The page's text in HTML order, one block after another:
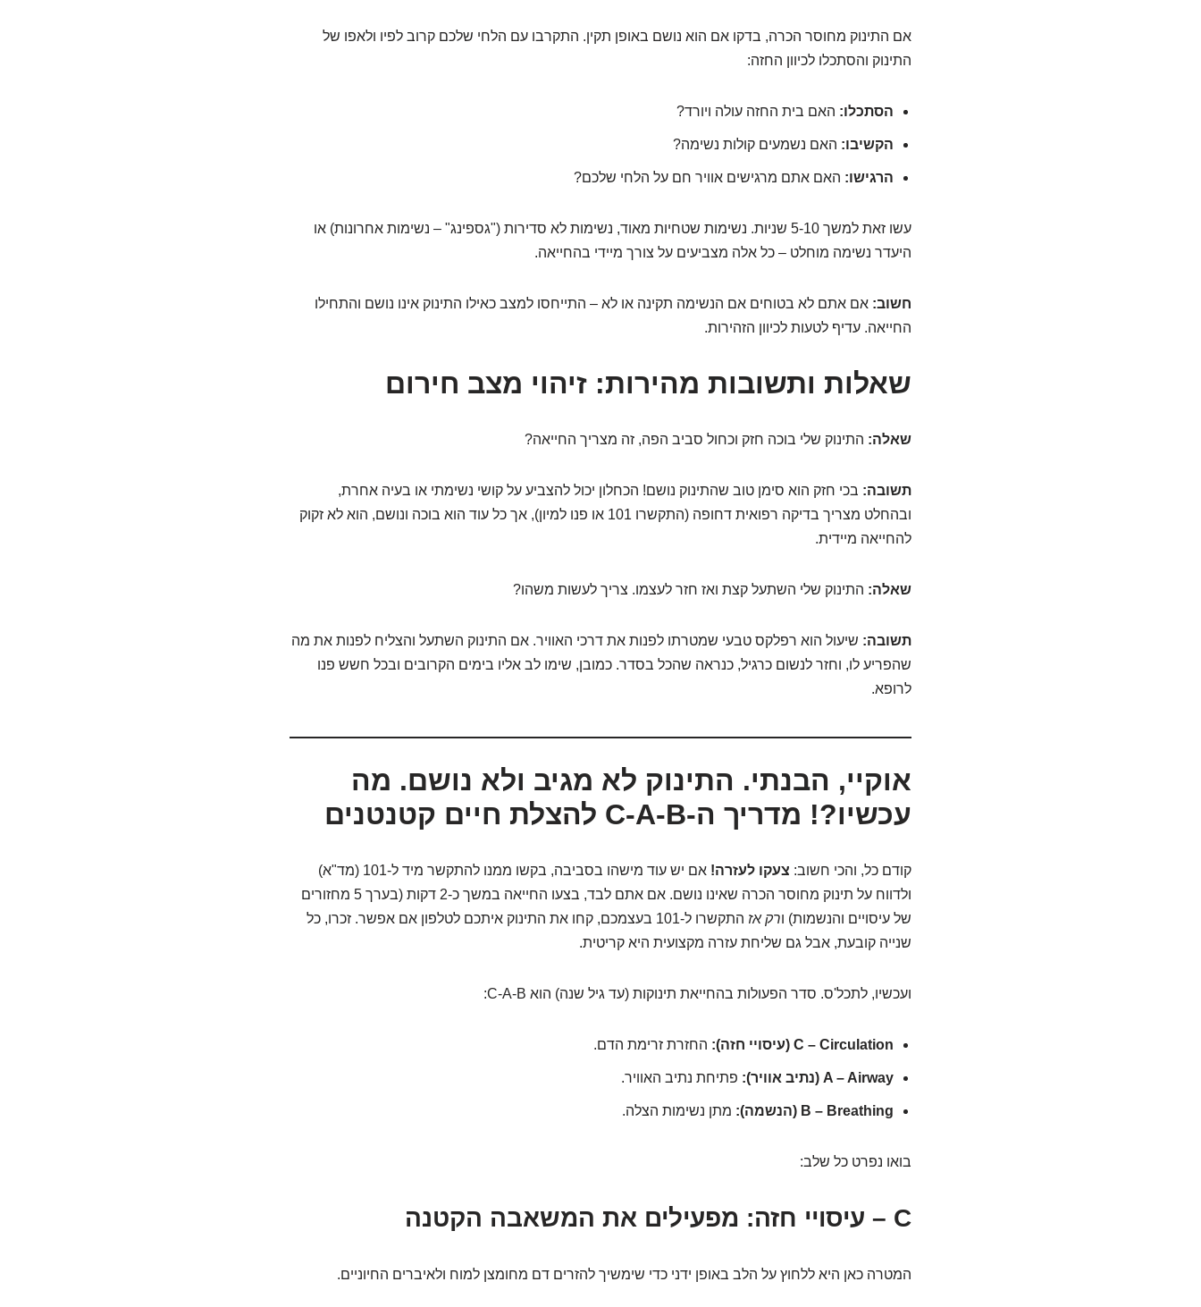
אם התינוק מחוסר הכרה, בדקו אם הוא נושם באופן תקין. התקרבו עם הלחי שלכם קרוב לפיו ולאפו של
התינוק והסתכלו לכיוון החזה:
הסתכלו: האם בית החזה עולה ויורד?
הקשיבו: האם נשמעים קולות נשימה?
הרגישו: האם אתם מרגישים אוויר חם על הלחי שלכם?
עשו זאת למשך 5-10 שניות. נשימות שטחיות מאוד, נשימות לא סדירות ("גספינג" – נשימות אחרונות) או
היעדר נשימה מוחלט – כל אלה מצביעים על צורך מיידי בהחייאה.
חשוב: אם אתם לא בטוחים אם הנשימה תקינה או לא – התייחסו למצב כאילו התינוק אינו נושם והתחילו
החייאה. עדיף לטעות לכיוון הזהירות.
שאלות ותשובות מהירות: זיהוי מצב חירום
שאלה: התינוק שלי בוכה חזק וכחול סביב הפה, זה מצריך החייאה?
תשובה: בכי חזק הוא סימן טוב שהתינוק נושם! הכחלון יכול להצביע על קושי נשימתי או בעיה אחרת,
ובהחלט מצריך בדיקה רפואית דחופה (התקשרו 101 או פנו למיון), אך כל עוד הוא בוכה ונושם, הוא לא זקוק
להחייאה מיידית.
שאלה: התינוק שלי השתעל קצת ואז חזר לעצמו. צריך לעשות משהו?
תשובה: שיעול הוא רפלקס טבעי שמטרתו לפנות את דרכי האוויר. אם התינוק השתעל והצליח לפנות את מה
שהפריע לו, וחזר לנשום כרגיל, כנראה שהכל בסדר. כמובן, שימו לב אליו בימים הקרובים ובכל חשש פנו
לרופא.
אוקיי, הבנתי. התינוק לא מגיב ולא נושם. מה
עכשיו?! מדריך ה-C-A-B להצלת חיים קטנטנים
קודם כל, והכי חשוב: צעקו לעזרה!
אם יש עוד מישהו בסביבה, בקשו ממנו להתקשר מיד ל-101 (מד"א)
ולדווח על תינוק מחוסר הכרה שאינו נושם. אם אתם לבד, בצעו החייאה במשך כ-2 דקות (בערך 5 מחזורים
של עיסויים והנשמות) ורק אז
התקשרו ל-101 בעצמכם, קחו את התינוק איתכם לטלפון אם אפשר. זכרו, כל
שנייה קובעת, אבל גם שליחת עזרה מקצועית היא קריטית.
ועכשיו, לתכל'ס. סדר הפעולות בהחייאת תינוקות (עד גיל שנה) הוא C-A-B:
C – Circulation (עיסויי חזה): החזרת זרימת הדם.
A – Airway (נתיב אוויר): פתיחת נתיב האוויר.
B – Breathing (הנשמה): מתן נשימות הצלה.
בואו נפרט כל שלב:
C – עיסויי חזה: מפעילים את המשאבה הקטנה
המטרה כאן היא ללחוץ על הלב באופן ידני כדי שימשיך להזרים דם מחומצן למוח ולאיברים החיוניים.